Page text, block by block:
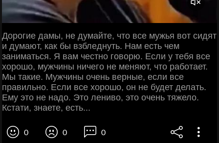
Дорогие дамы, не думайте, что все мужья вот сидят
и думают, как бы взбледнуть. Нам есть чем
заниматься. Я вам честно говорю. Если у тебя все
хорошо, мужчины ничего не меняют, что работает.
Мы такие. Мужчины очень верные, если все
правильно. Если все хорошо, он не будет делать.
Ему это не надо. Это лениво, это очень тяжело.
Кстати, знаете, есть...
0 0 0